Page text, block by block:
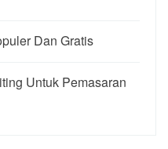
Dan Gratis
Untuk Pemasaran